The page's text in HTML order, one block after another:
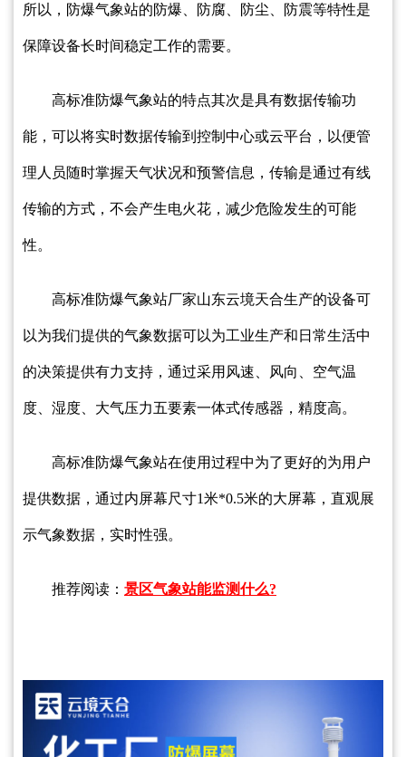
所以，防爆气象站的防爆、防腐、防尘、防震等特性是
保障设备长时间稳定工作的需要。
高标准防爆气象站的特点其次是具有数据传输功
能，可以将实时数据传输到控制中心或云平台，以便管
理人员随时掌握天气状况和预警信息，传输是通过有线
传输的方式，不会产生电火花，减少危险发生的可能
性。
高标准防爆气象站厂家山东云境天合生产的设备可
以为我们提供的气象数据可以为工业生产和日常生活中
的决策提供有力支持，通过采用风速、风向、空气温
度、湿度、大气压力五要素一体式传感器，精度高。
高标准防爆气象站在使用过程中为了更好的为用户
提供数据，通过内屏幕尺寸1米*0.5米的大屏幕，直观展
示气象数据，实时性强。
推荐阅读： 景区气象站能监测什么?